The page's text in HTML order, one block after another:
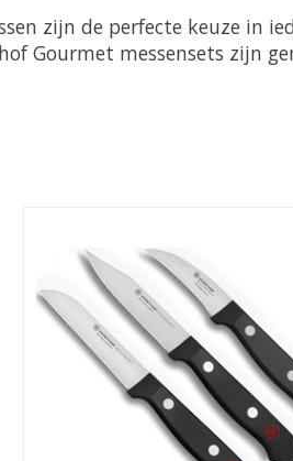
zijn de perfecte keuze in
Gourmet messensets zijn